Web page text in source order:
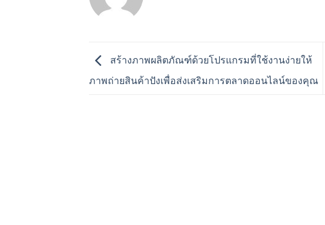
สร้างภาพผลิตภัณฑ์ด้วยโปรแกรมที่ใช้งานง่ายให้
ภาพถ่ายสินค้าปังเพื่อส่งเสริมการตลาดออนไลน์ของคุณ